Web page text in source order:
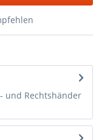
und Rechtshänder